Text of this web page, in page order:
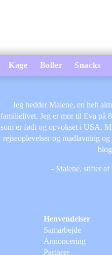
Kage Boller Snacks
Jeg hedder Malene, en helt
familielivet. Jeg er mor til Eva på
som er født og opvokset i USA.
rejseoplevelser og madlavning
- Malene, stifter af
Henvendelser
Samarbejde
Annoncering
Partnere